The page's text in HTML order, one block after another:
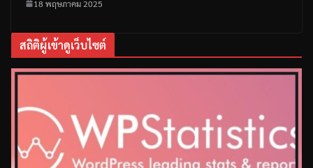
18 พฤษภาคม 2025
สถิติผู้เข้าดูเว็บไซต์